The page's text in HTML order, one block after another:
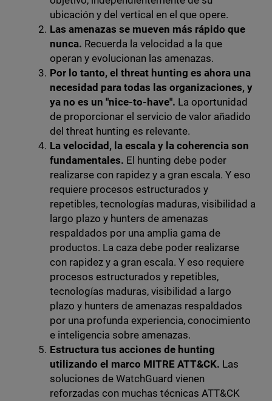
ubicación y del vertical en el que opere.
Las amenazas se mueven más rápido que
nunca. Recuerda la velocidad a la que
operan y evolucionan las amenazas.
Por lo tanto, el threat hunting es ahora una
necesidad para todas las organizaciones, y
ya no es un "nice-to-have". La oportunidad
de proporcionar el servicio de valor añadido
del threat hunting es relevante.
La velocidad, la escala y la coherencia son
fundamentales. El hunting debe poder
realizarse con rapidez y a gran escala. Y eso
requiere procesos estructurados y
repetibles, tecnologías maduras, visibilidad a
largo plazo y hunters de amenazas
respaldados por una amplia gama de
productos. La caza debe poder realizarse
con rapidez y a gran escala. Y eso requiere
procesos estructurados y repetibles,
tecnologías maduras, visibilidad a largo
plazo y hunters de amenazas respaldados
por una profunda experiencia, conocimiento
e inteligencia sobre amenazas.
Estructura tus acciones de hunting
utilizando el marco MITRE ATT&CK. Las
soluciones de WatchGuard vienen
reforzadas con muchas técnicas ATT&CK